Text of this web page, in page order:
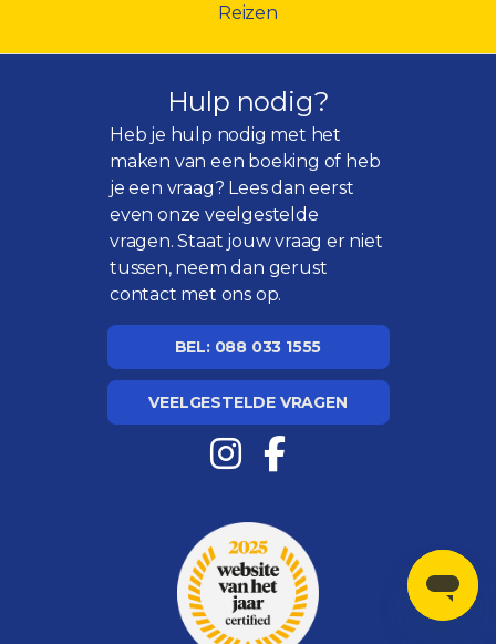
Reizen
Hulp nodig?
Heb je hulp nodig met het
maken van een boeking of heb
je een vraag? Lees dan eerst
even onzeveelgestelde
vragen. Staat jouw vraag er niet
tussen, neem dan gerust
contact met ons op.
BEL: 088 033 1555
VEELGESTELDE VRAGEN